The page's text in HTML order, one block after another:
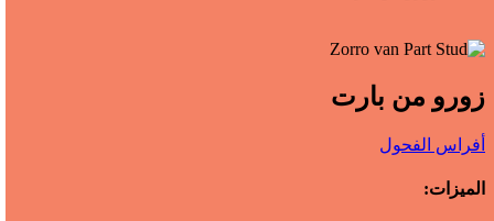
زورو من بارت
أفراس الفحول
المیزات: